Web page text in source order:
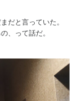
だと言っていた。
、って話だ。